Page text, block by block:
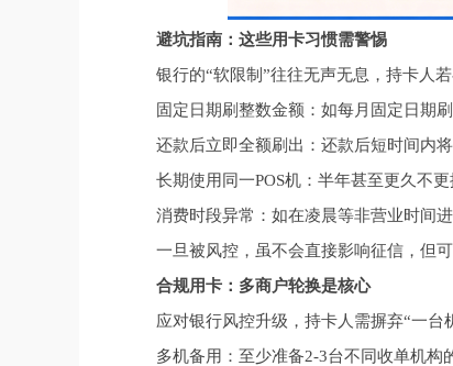
避坑指南：这些用卡习惯需警惕
银行的“软限制”往往无声无息，持卡人
固定日期刷整数金额：如每月固定日期
还款后立即全额刷出：还款后短时间内
长期使用同一POS机：半年甚至更久不更
消费时段异常：如在凌晨等非营业时间进
一旦被风控，虽不会直接影响征信，但
合规用卡：多商户轮换是核心
应对银行风控升级，持卡人需摒弃“一台
多机备用：至少准备2-3台不同收单机构